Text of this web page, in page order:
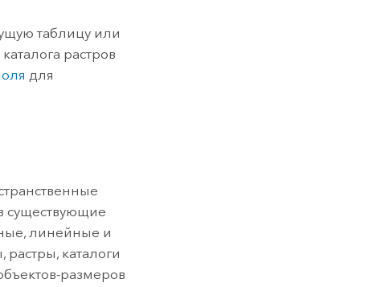
таблицу или
растров
для
существующие
линейные и
каталоги
размеров